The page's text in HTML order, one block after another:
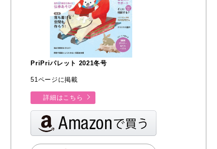
PriPriパレット 2021冬号
51ページに掲載
詳細はこちら